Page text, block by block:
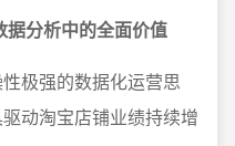
分析中的全面价值
极强的数据化运营思
动淘宝店铺业绩持续增